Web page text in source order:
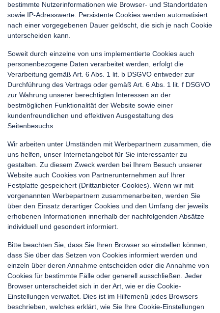
bestimmte Nutzerinformationen wie Browser- und Standortdaten
sowie IP-Adresswerte. Persistente Cookies werden automatisiert
nach einer vorgegebenen Dauer gelöscht, die sich je nach Cookie
unterscheiden kann.
Soweit durch einzelne von uns implementierte Cookies auch
personenbezogene Daten verarbeitet werden, erfolgt die
Verarbeitung gemäß Art. 6 Abs. 1 lit. b DSGVO entweder zur
Durchführung des Vertrags oder gemäß Art. 6 Abs. 1 lit. f DSGVO
zur Wahrung unserer berechtigten Interessen an der
bestmöglichen Funktionalität der Website sowie einer
kundenfreundlichen und effektiven Ausgestaltung des
Seitenbesuchs.
Wir arbeiten unter Umständen mit Werbepartnern zusammen, die
uns helfen, unser Internetangebot für Sie interessanter zu
gestalten. Zu diesem Zweck werden bei Ihrem Besuch unserer
Website auch Cookies von Partnerunternehmen auf Ihrer
Festplatte gespeichert (Drittanbieter-Cookies). Wenn wir mit
vorgenannten Werbepartnern zusammenarbeiten, werden Sie
über den Einsatz derartiger Cookies und den Umfang der jeweils
erhobenen Informationen innerhalb der nachfolgenden Absätze
individuell und gesondert informiert.
Bitte beachten Sie, dass Sie Ihren Browser so einstellen können,
dass Sie über das Setzen von Cookies informiert werden und
einzeln über deren Annahme entscheiden oder die Annahme von
Cookies für bestimmte Fälle oder generell ausschließen. Jeder
Browser unterscheidet sich in der Art, wie er die Cookie-
Einstellungen verwaltet. Dies ist im Hilfemenü jedes Browsers
beschrieben, welches erklärt, wie Sie Ihre Cookie-Einstellungen